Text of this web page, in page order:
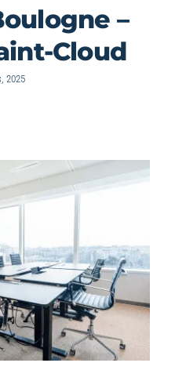
–
Cloud
2025